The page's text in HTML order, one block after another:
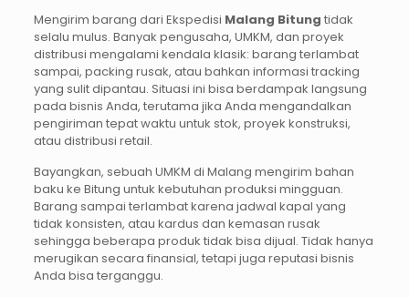
Mengirim barang dari Ekspedisi Malang Bitung tidak
selalu mulus. Banyak pengusaha, UMKM, dan proyek
distribusi mengalami kendala klasik: barang terlambat
sampai, packing rusak, atau bahkan informasi tracking
yang sulit dipantau. Situasi ini bisa berdampak langsung
pada bisnis Anda, terutama jika Anda mengandalkan
pengiriman tepat waktu untuk stok, proyek konstruksi,
atau distribusi retail.
Bayangkan, sebuah UMKM di Malang mengirim bahan
baku ke Bitung untuk kebutuhan produksi mingguan.
Barang sampai terlambat karena jadwal kapal yang
tidak konsisten, atau kardus dan kemasan rusak
sehingga beberapa produk tidak bisa dijual. Tidak hanya
merugikan secara finansial, tetapi juga reputasi bisnis
Anda bisa terganggu.